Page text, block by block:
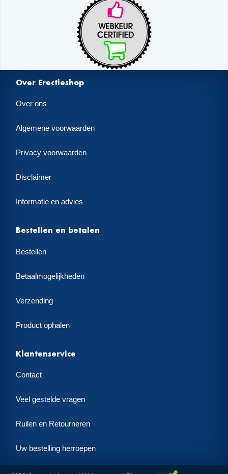
Over Erectieshop
Over ons
Algemene voorwaarden
Privacy voorwaarden
Disclaimer
Informatie en advies
Bestellen en betalen
Bestellen
Betaalmogelijkheden
Verzending
Product ophalen
Klantenservice
Contact
Veel gestelde vragen
Ruilen en Retourneren
Uw bestelling herroepen